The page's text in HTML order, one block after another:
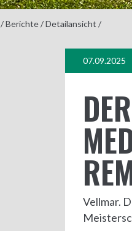
/Berichte/Detailansicht /
07.09.2025
Vellmar.